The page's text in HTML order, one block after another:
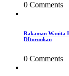
0 Comments
Rakaman Wanita
DIturunkan
0 Comments